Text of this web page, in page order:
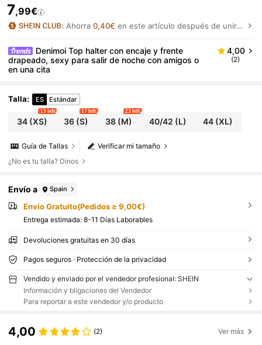
7,99€
Ahorra0,40€ en este artículo después de unirte.
Denimoi Top halter con encaje y frente
drapeado, sexy para salir de noche con amigos o
en una cita
4,00
(2)
Talla: ES Estándar
34(XS)
13 left
36 (S)
17 left
38(M)
23 left
40/42 (L) 44 (XL)
Verificar mi tamaño
Guía de Tallas
¿No es tu talla? Dinos
Envío a Spain
Envío Gratuito(Pedidos ≥ 9,00€)
Entrega estimada: 8-11 Días Laborables
Devoluciones gratuitas en 30 días
Pagos seguros · Protección de la privacidad
Vendido y enviado por el vendedor profesional: SHEIN
Información y bligaciones del Vendedor
Para reportar a este vendedor y/o producto
4,00 (2) Ver más